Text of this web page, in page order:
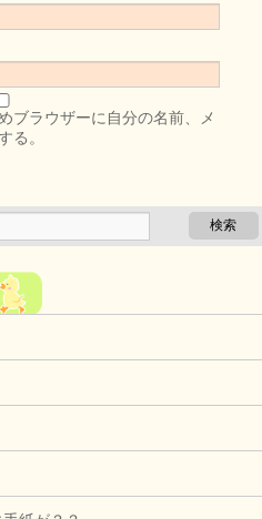
ブラウザーに自分の名前、メ
る。